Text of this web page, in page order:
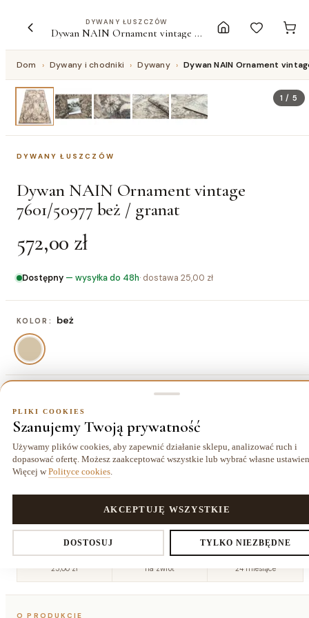
DYWANY ŁUSZCZÓW
Dywan NAIN Ornament vintage 7601/50977 beż / granat
Dom › Dywany i chodniki › Dywany › Dywan NAIN Ornament
1 /5
DYWANY ŁUSZCZÓW
Dywan NAIN Ornament vintage
7601/50977 beż / granat
572,00 zł
Dostępny — wysyłka do 48h· dostawa 25,00 zł
KOLOR: beż
80x150 cm
572,00 zł
120x170 cm
975,00 zł
160x230
cm
1755,00 zł 2860,00 zł
240x340
cm
Dostawa kurierem
25,00 zł
14 dni
na zwrot
Gwarancja
24 miesiące
O PRODUKCIE
PLIKI COOKIES
Szanujemy Twoją prywatność
Używamy plików cookies, aby zapewnić działanie sklepu, analizować ruch i
dopasować ofertę. Możesz zaakceptować wszystkie lub wybrać własne
Więcej w Polityce cookies
DOSTOSUJ TYLKO NIEZBĘDNE
AKCEPTUJĘ WSZYSTKIE
Ustawienia prywatności